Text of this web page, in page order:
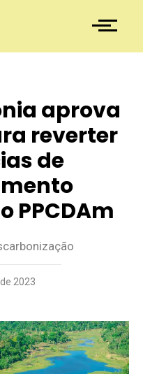
aprova
reverter
de
PPCDAm
2023